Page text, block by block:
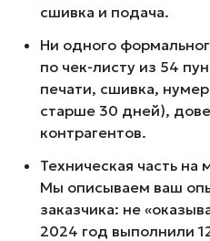
сшивка и подача.
Ни одного
по чек-листу из 54
печати, сшивка,
старше 30 дней),
контрагентов.
Техническая часть
Мы описываем ваш
заказчика: не
2024 год выполнили